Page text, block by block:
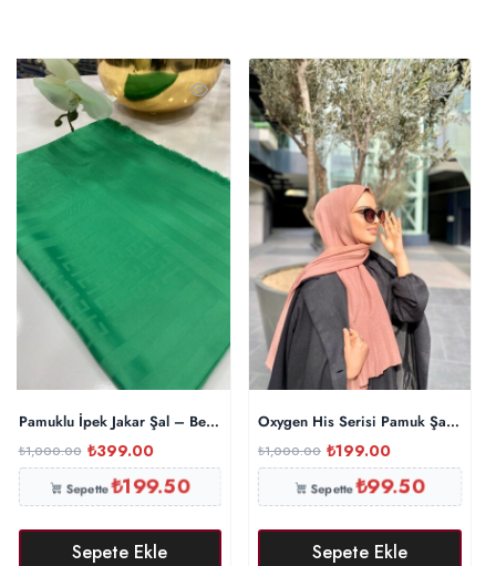
Pamuklu İpek Jakar Şal – Benetton
₺1,000.00 ₺399.00
Sepette₺199.50
Sepete Ekle
Oxygen His Serisi Pamuk Şal –
₺1,000.00 ₺199.00
Sepette₺99.50
Sepete Ekle